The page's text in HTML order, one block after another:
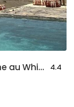
Quad + déjeuner + accès piscine au White Camel 4.4